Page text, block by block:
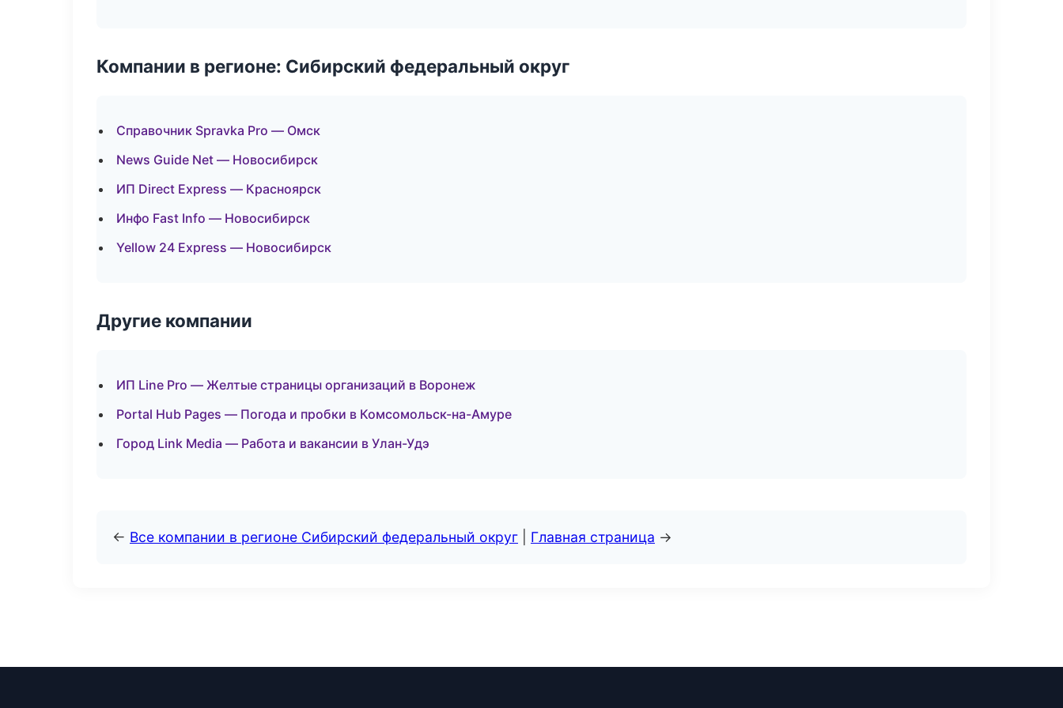
Компании в регионе: Сибирский федеральный округ
Справочник Spravka Pro — Омск
News Guide Net — Новосибирск
ИП Direct Express — Красноярск
Инфо Fast Info — Новосибирск
Yellow 24 Express — Новосибирск
Другие компании
ИП Line Pro — Желтые страницы организаций в Воронеж
Portal Hub Pages — Погода и пробки в Комсомольск-на-Амуре
Город Link Media — Работа и вакансии в Улан-Удэ
← Все компании в регионе Сибирский федеральный округ Главная страница →